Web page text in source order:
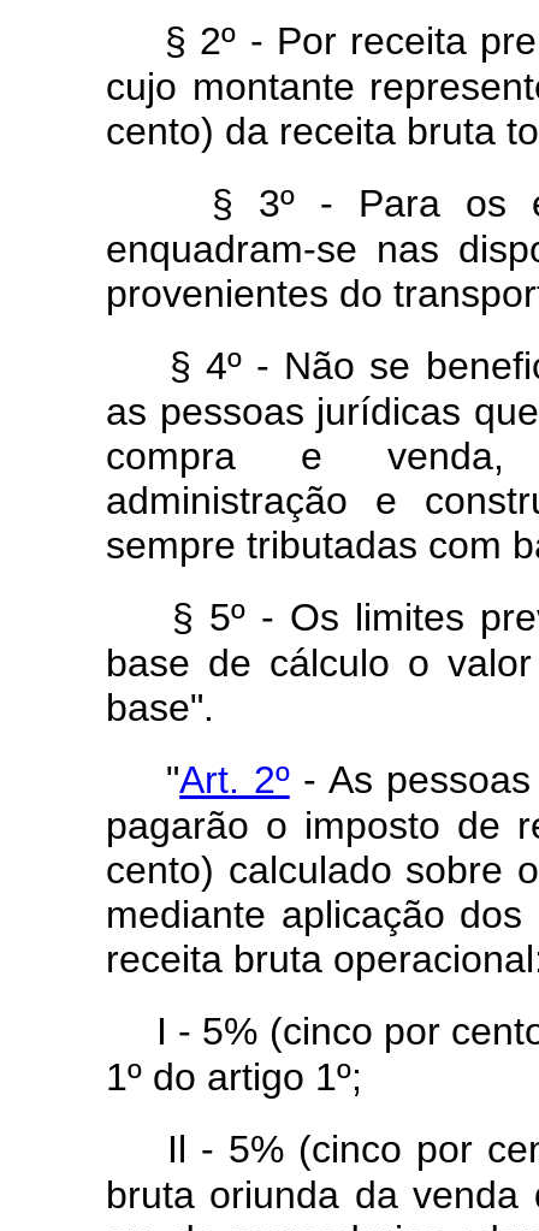
§ 2º - Por receita
cujo montante
cento) da receita bruta
§ 3º - Para os
enquadram-se nas
provenientes do
§ 4º - Não se
as pessoas jurídicas
compra e venda,
administração e
sempre tributadas com
§ 5º - Os limites
base de cálculo o
base".
"Art. 2º- As pessoas
pagarão o imposto de
cento) calculado sobre
mediante aplicação
receita bruta
I - 5% (cinco por
1º do artigo 1º;
Il - 5% (cinco por
bruta oriunda da